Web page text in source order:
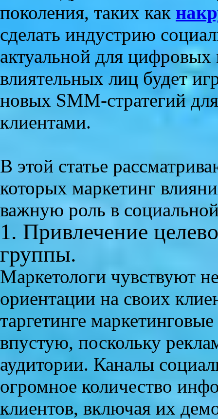
поколения, таких как
сделать индустрию
актуальной для
влиятельных лиц будет
новых SMM-стратегий
клиентами.
В этой статье
которых маркетинг
важную роль в
1. Привлечение
группы.
Маркетологи чувствуют
ориентации на своих
таргетинге
впустую, поскольку
аудитории. Каналы
огромное количество
клиентов, включая их